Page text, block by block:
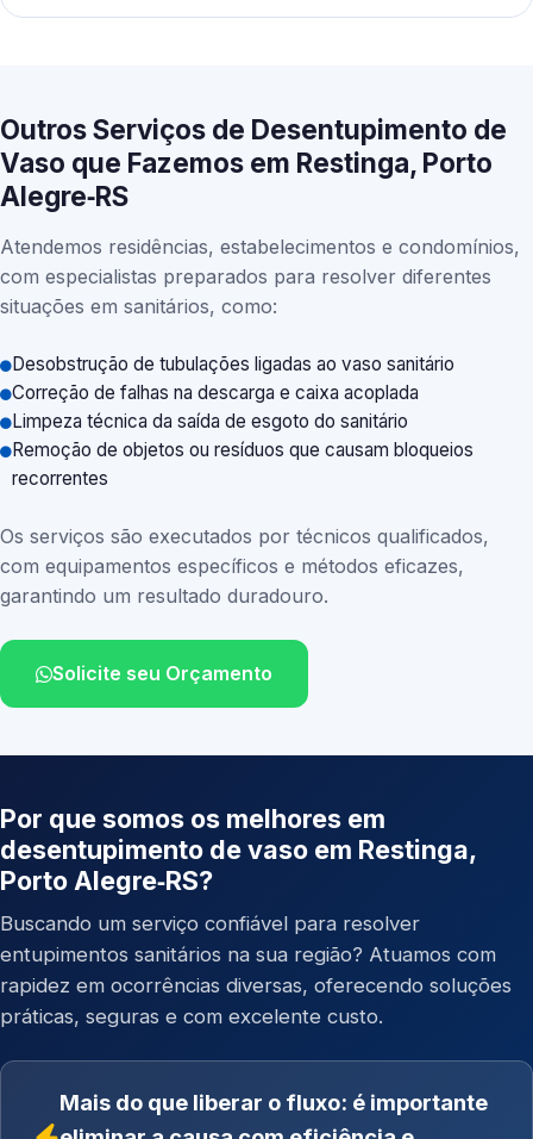
Outros Serviços de Desentupimento de
Vaso que Fazemos em Restinga, Porto
Alegre‑RS
Atendemos residências, estabelecimentos e condomínios,
com especialistas preparados para resolver diferentes
situações em sanitários, como:
Desobstrução de tubulações ligadas ao vaso sanitário
Correção de falhas na descarga e caixa acoplada
Limpeza técnica da saída de esgoto do sanitário
Remoção de objetos ou resíduos que causam bloqueios
recorrentes
Os serviços são executados por técnicos qualificados,
com equipamentos específicos e métodos eficazes,
garantindo um resultado duradouro.
Solicite seu Orçamento
Por que somos os melhores em
desentupimento de vaso em Restinga,
Porto Alegre‑RS?
Buscando um serviço confiável para resolver
entupimentos sanitários na sua região? Atuamos com
rapidez em ocorrências diversas, oferecendo soluções
práticas, seguras e com excelente custo.
Mais do que liberar o fluxo: é importante